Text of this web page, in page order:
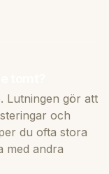
Lutningen gör att
och
du ofta stora
med andra